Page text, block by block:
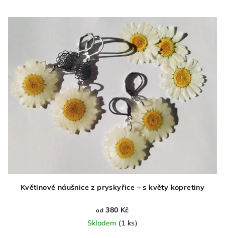
Květinové náušnice z pryskyřice – s květy kopretiny
od 380 Kč
Skladem (1 ks)